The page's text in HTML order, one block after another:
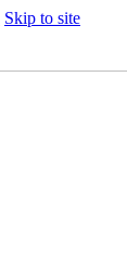
Skip to site